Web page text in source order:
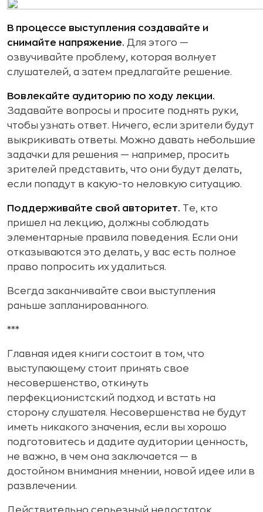
В процессе выступления создавайте и
снимайте напряжение. Для этого —
озвучивайте проблему, которая волнует
слушателей, а затем предлагайте решение.
Вовлекайте аудиторию по ходу лекции.
Задавайте вопросы и просите поднять руки,
чтобы узнать ответ. Ничего, если зрители будут
выкрикивать ответы. Можно давать небольшие
задачки для решения — например, просить
зрителей представить, что они будут делать,
если попадут в какую-то неловкую ситуацию.
Поддерживайте свой авторитет. Те, кто
пришел на лекцию, должны соблюдать
элементарные правила поведения. Если они
отказываются это делать, у вас есть полное
право попросить их удалиться.
Всегда заканчивайте свои выступления
раньше запланированного.
***
Главная идея книги состоит в том, что
выступающему стоит принять свое
несовершенство, откинуть
перфекционистский подход и встать на
сторону слушателя. Несовершенства не будут
иметь никакого значения, если вы хорошо
подготовитесь и дадите аудитории ценность,
не важно, в чем она заключается — в
достойном внимания мнении, новой идее или в
развлечении.